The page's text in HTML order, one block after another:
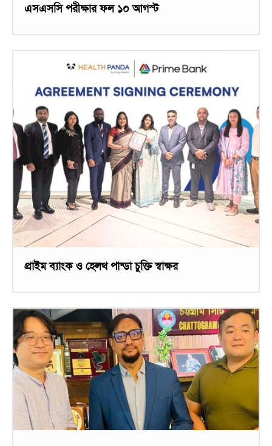
এসএসসি পরীক্ষার ফল ১০ আগস্ট
প্রাইম ব্যাংক ও হেলথ পান্ডা চুক্তি স্বাক্ষর